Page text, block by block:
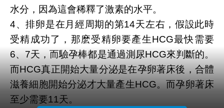
水分，因為這會稀釋了激素的水平。
4、排卵是在月經周期的第14天左右，假設此時
受精成功了，那麽受精卵要產生HCG最快需要
6、7天，而驗孕棒都是通過測尿HCG來判斷的。
而HCG真正開始大量分泌是在孕卵著床後，合體
滋養細胞開始分泌才大量產生HCG。而孕卵著床
至少需要11天。